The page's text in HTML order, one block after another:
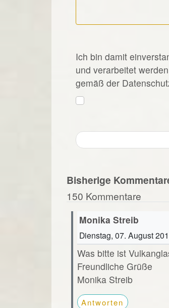
Ich bin damit
und verarbeitet
gemäß der
Bisherige
150 Kommentare
Monika Streib
Dienstag, 07. August
Was bitte ist
Freundliche Grüße
Monika Streib
Antworten